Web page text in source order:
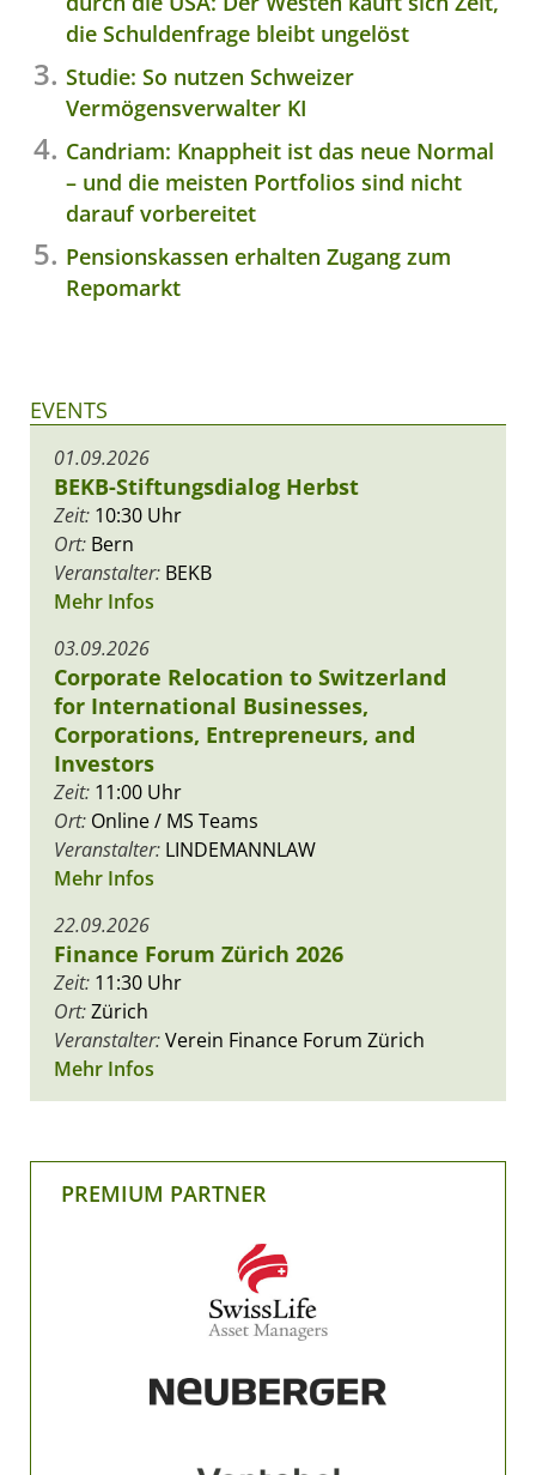
die Schuldenfrage bleibt ungelöst
Studie: So nutzen Schweizer
Vermögensverwalter KI
Candriam: Knappheit ist das neue Normal
– und die meisten Portfolios sind nicht
darauf vorbereitet
Pensionskassen erhalten Zugang zum
Repomarkt
EVENTS
01.09.2026
BEKB-Stiftungsdialog Herbst
Zeit: 10:30 Uhr
Ort: Bern
Veranstalter: BEKB
Mehr Infos
03.09.2026
Corporate Relocation to Switzerland
for International Businesses,
Corporations, Entrepreneurs, and
Investors
Zeit: 11:00 Uhr
Ort: Online / MS Teams
Veranstalter: LINDEMANNLAW
Mehr Infos
22.09.2026
Finance Forum Zürich 2026
Zeit: 11:30 Uhr
Ort:Zürich
Veranstalter:Verein Finance Forum Zürich
Mehr Infos
PREMIUM PARTNER